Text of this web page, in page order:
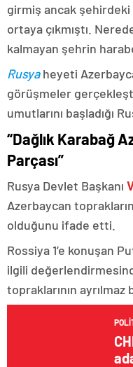
girmiş ancak şehirdeki
ortaya çıkmıştı.
kalmayan şehrin
Rusyaheyeti
görüşmeler
umutlarını başladığı
“Dağlık Karabağ
Parçası”
Rusya Devlet Başkanı
Azerbaycan
olduğunu ifade etti.
Rossiya 1’e konuşan
ilgili
topraklarının